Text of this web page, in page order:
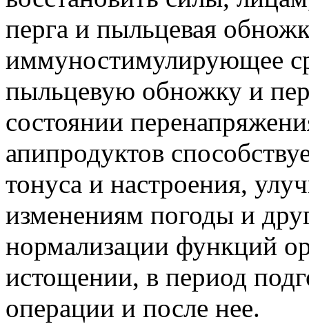
перга и пыльцевая
иммуностимулирующее
пыльцевую обножку и
состоянии
апипродуктов
тонуса и настроения,
изменениям погоды и
нормализации функций
истощении, в период
операции и после нее.